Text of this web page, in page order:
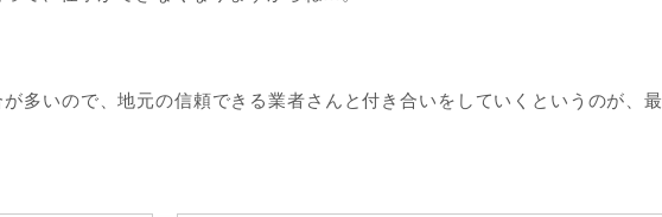
多いので、地元の信頼できる業者さんと付き合いをしていくというのが、最